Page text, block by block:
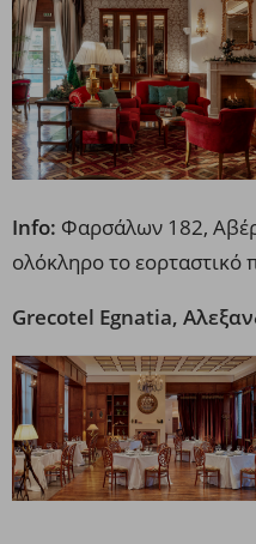
Info: Φαρσάλων 182,
ολόκληρο το
Grecotel Egnatia,